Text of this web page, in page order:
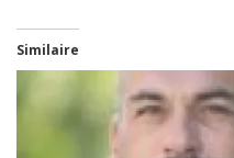
Similaire